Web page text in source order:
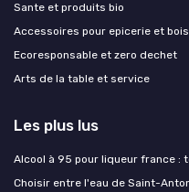
Sante et produits bio
Accessoires pour epicerie et
Ecoresponsable et zero dechet
Arts de la table et service
Les plus lus
Alcool à 95 pour liqueur france :
Choisir entre l'eau de Saint-